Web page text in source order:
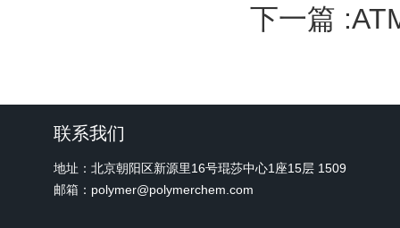
下一篇 :
联系我们
地址：北京朝阳区新源里16号琨莎中心1座15层 1509
邮箱：polymer@polymerchem.com